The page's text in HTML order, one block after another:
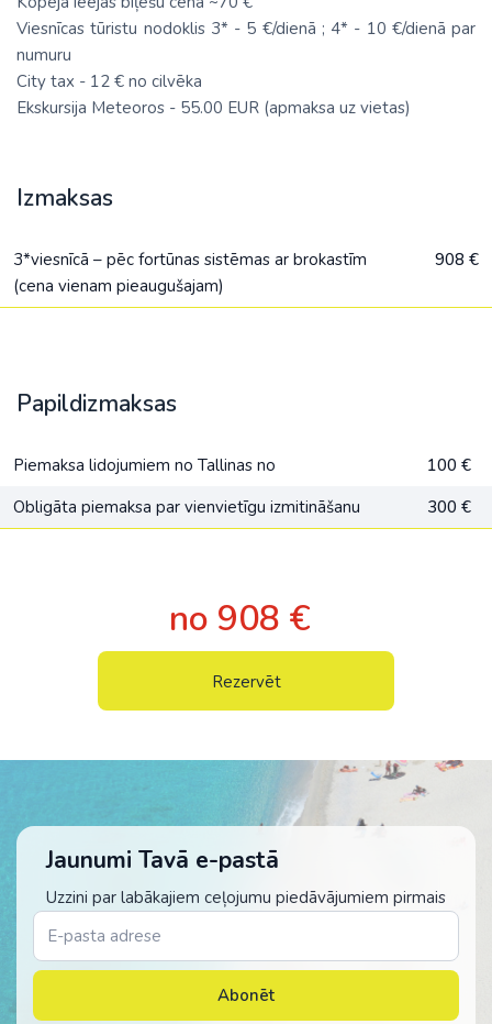
Viesnīcas tūristu nodoklis 3* - 5 €/dienā ; 4* - 10 €/dienā par
numuru
City tax - 12 € no cilvēka
Ekskursija Meteoros - 55.00 EUR (apmaksa uz vietas)
Izmaksas
3*viesnīcā – pēc fortūnas sistēmas ar brokastīm
(cena vienam pieaugušajam)
908 €
Papildizmaksas
Piemaksa lidojumiem no Tallinas no
100 €
Obligāta piemaksa par vienvietīgu izmitināšanu
300 €
no 908 €
Rezervēt
Jaunumi Tavā e-pastā
Uzzini par labākajiem ceļojumu piedāvājumiem pirmais
Abonēt